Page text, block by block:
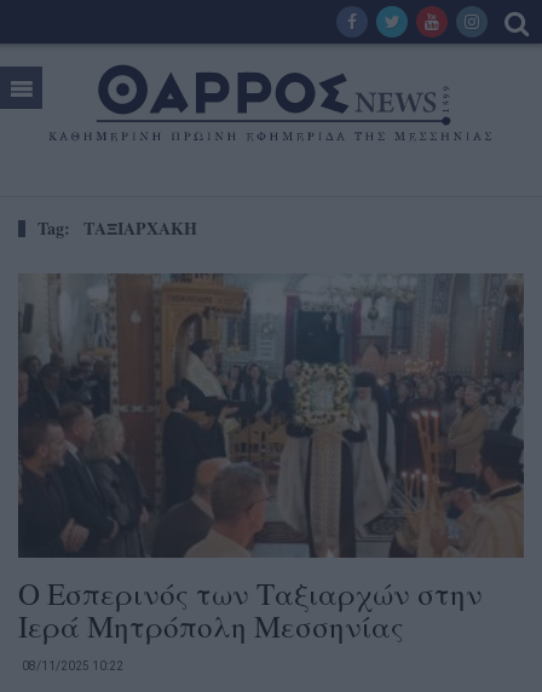
Tag: ΤΑΞΙΑΡΧΑΚΗ
Ο Εσπερινός των Ταξιαρχών στην
Ιερά Μητρόπολη Μεσσηνίας
08/11/2025 10:22